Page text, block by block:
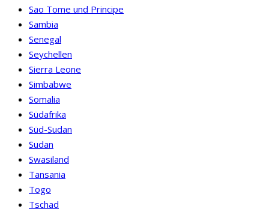
Sao Tome und Principe
Sambia
Senegal
Seychellen
Sierra Leone
Simbabwe
Somalia
Südafrika
Süd-Sudan
Sudan
Swasiland
Tansania
Togo
Tschad